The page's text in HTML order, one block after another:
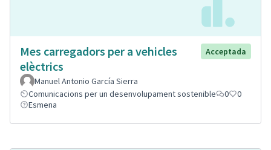
Mes carregadors per a vehicles
elèctrics
Acceptada
Manuel Antonio García Sierra
Comunicacions per un desenvolupament sostenible
0
0
Esmena